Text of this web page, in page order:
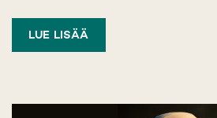
LUE LISÄÄ